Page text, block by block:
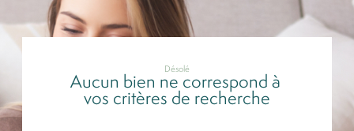
Désolé
Aucun bien ne correspond à
vos critères de recherche